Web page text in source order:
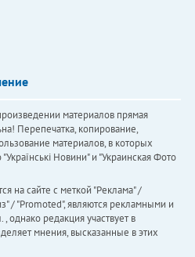
материалов прямая
Перепечатка, копирование,
материалов, в которых
Новини" и "Украинская Фото
на сайте с меткой "Реклама" /
/ "Promoted", являются рекламными и
однако редакция участвует в
мнения, высказанные в этих